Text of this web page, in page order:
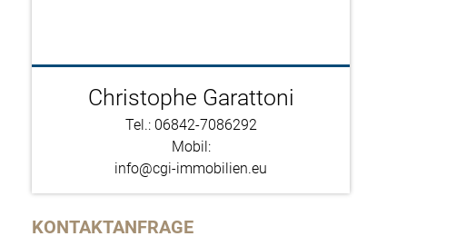
Christophe Garattoni
Tel.: 06842-7086292
Mobil:
info@cgi-immobilien.eu
KONTAKTANFRAGE